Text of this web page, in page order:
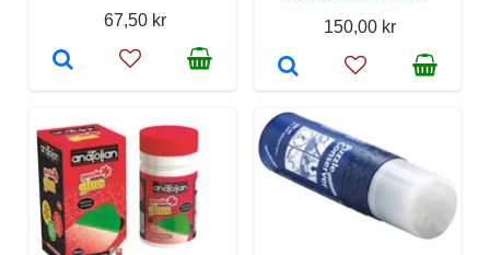
67,50 kr
150,00 kr